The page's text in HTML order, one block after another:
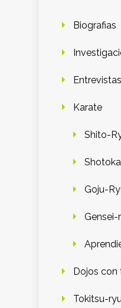
Biografias
Entrevistas
Karate
Shito-
Goju-
Gensei-
Dojos con
Tokitsu-ryu